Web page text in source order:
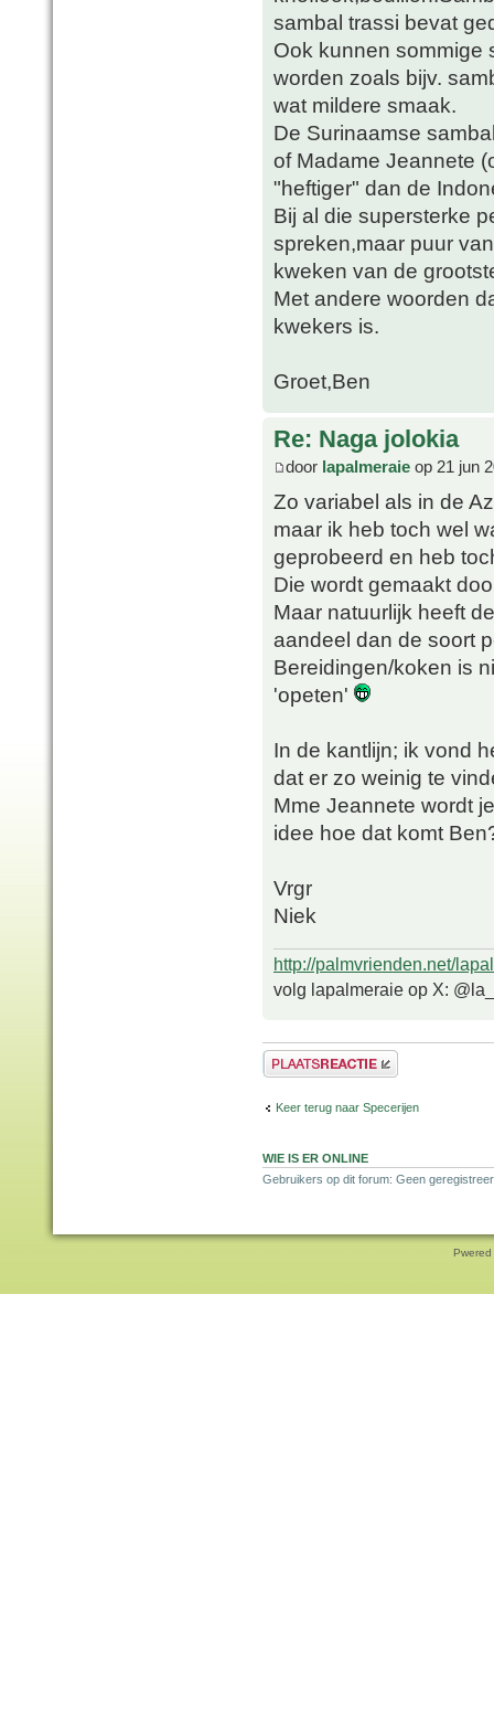
sambal trassi bevat
Ook kunnen sommige
worden zoals bijv.
wat mildere smaak.
De Surinaamse
of Madame Jeannete
"heftiger" dan de
Bij al die supersterke
spreken,maar puur
kweken van de
Met andere woorden
kwekers is.
Groet,Ben
Re: Naga jolokia
door lapalmeraie op 21 jun
Zo variabel als in de
maar ik heb toch wel
geprobeerd en heb
Die wordt gemaakt
Maar natuurlijk heeft
aandeel dan de soort
Bereidingen/koken is
'opeten'
In de kantlijn; ik vond
dat er zo weinig te
Mme Jeannete wordt
idee hoe dat komt
Vrgr
Niek
http://palmvrienden.net/
volg lapalmeraie op X:
Plaats een reactie
Keer terug naar Specerijen
WIE IS ER ONLINE
Gebruikers op dit forum: Geen